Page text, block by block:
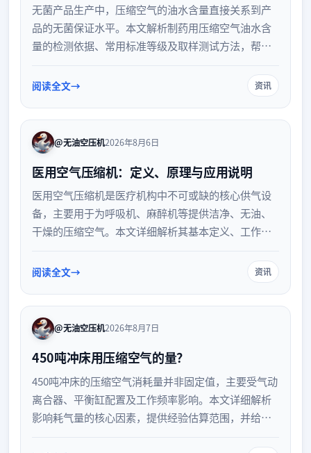
无菌产品生产中，压缩空气的油水含量直接关系到产
品的无菌保证水平。本文解析制药用压缩空气油水含
量的检测依据、常用标准等级及取样测试方法，帮助
合GMP要求。
阅读全文 资讯
@无油空压机2026年8月6日
医用空气压缩机：定义、原理与应用说明
医用空气压缩机是医疗机构中不可或缺的核心供气设
备，主要用于为呼吸机、麻醉机等提供洁净、无油、
干燥的压缩空气。本文详细解析其基本定义、工作原
在保障医疗安全与提升诊疗效率方面的重要作用。
阅读全文 资讯
@无油空压机2026年8月7日
450吨冲床用压缩空气的量？
450吨冲床的压缩空气消耗量并非固定值，主要受气动
离合器、平衡缸配置及工作频率影响。本文详细解析
影响耗气量的核心因素，提供经验估算范围，并给出